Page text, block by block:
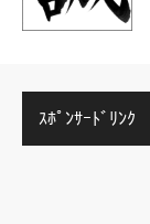
ｽﾎﾟﾝｻｰﾄﾞﾘﾝｸ